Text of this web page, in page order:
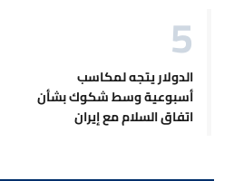
الدولار يتجه لمكاسب
أسبوعية وسط شكوك بشأن
اتفاق السلام مع إيران